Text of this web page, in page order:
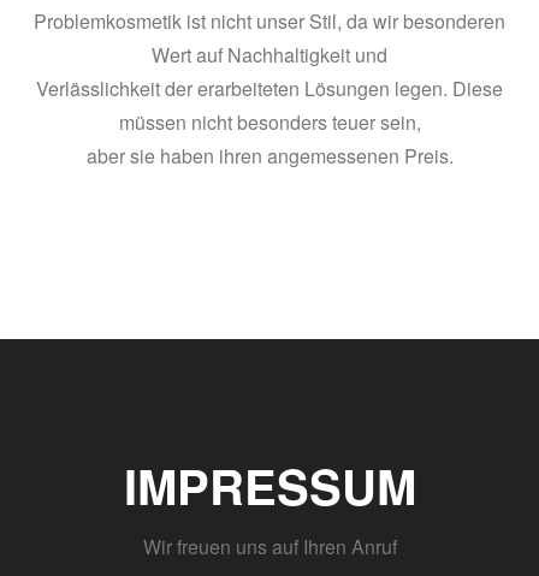
Problemkosmetik ist nicht unser Stil, da wir besonderen
Wert auf Nachhaltigkeit und
Verlässlichkeit der erarbeiteten Lösungen legen. Diese
müssen nicht besonders teuer sein,
aber sie haben ihren angemessenen Preis.
IMPRESSUM
Wir freuen uns auf Ihren Anruf